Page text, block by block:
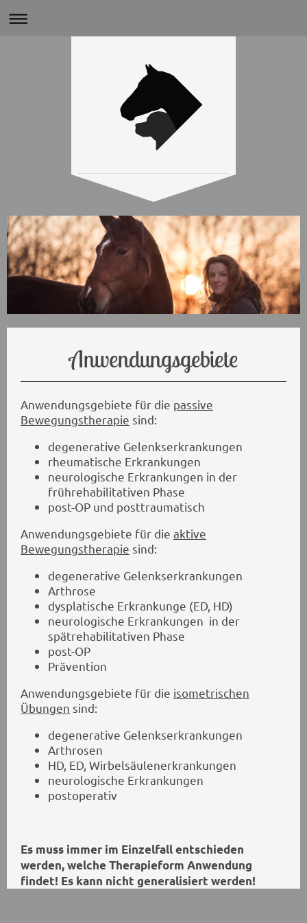
Anwendungsgebiete
Anwendungsgebiete für die passive
Bewegungstherapie sind:
degenerative Gelenkserkrankungen
rheumatische Erkrankungen
neurologische Erkrankungen in der
frührehabilitativen Phase
post-OP und posttraumatisch
Anwendungsgebiete für die aktive
Bewegungstherapie sind:
degenerative Gelenkserkrankungen
Arthrose
dysplatische Erkrankunge (ED, HD)
neurologische Erkrankungen in der
spätrehabilitativen Phase
post-OP
Prävention
Anwendungsgebiete für die isometrischen
Übungen sind:
degenerative Gelenkserkrankungen
Arthrosen
HD, ED, Wirbelsäulenerkrankungen
neurologische Erkrankungen
postoperativ
Es muss immer im Einzelfall entschieden
werden, welche Therapieform Anwendung
findet! Es kann nicht generalisiert werden!